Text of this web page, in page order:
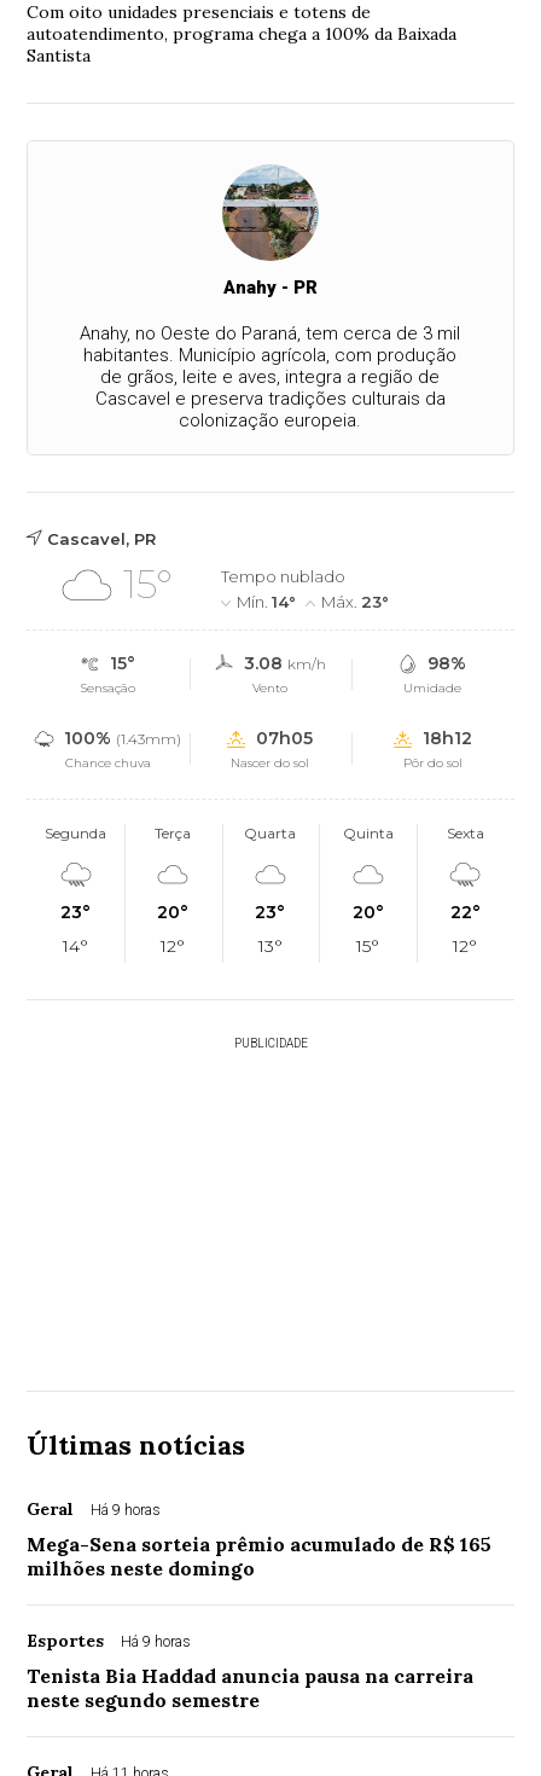
Com oito unidades presenciais e totens de
autoatendimento, programa chega a 100% da Baixada
Santista
Anahy - PR
Anahy, no Oeste do Paraná, tem cerca de 3 mil
habitantes. Município agrícola, com produção
de grãos, leite e aves, integra a região de
Cascavel e preserva tradições culturais da
colonização europeia.
Cascavel, PR
15°
Tempo nublado
Mín.14° Máx. 23°
15°
Sensação
3.08 km/h
Vento
98%
Umidade
100% (1.43mm)
Chance chuva
07h05
Nascer do sol
18h12
Pôr do sol
Segunda
23°
14°
Terça
20°
12°
Quarta
23°
13°
Quinta
20°
15°
Sexta
22°
12°
PUBLICIDADE
Últimas notícias
Geral Há 9 horas
Mega-Sena sorteia prêmio acumulado de R$ 165
milhões neste domingo
Esportes Há 9 horas
Tenista Bia Haddad anuncia pausa na carreira
neste segundo semestre